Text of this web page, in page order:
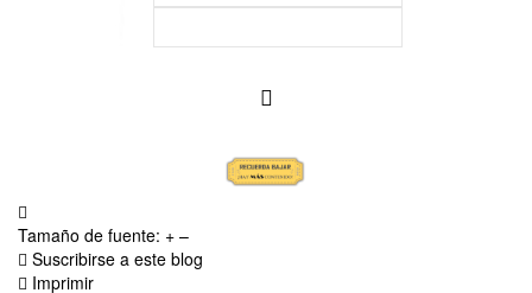
Tamaño de fuente: + –
Suscribirse a este blog
Imprimir